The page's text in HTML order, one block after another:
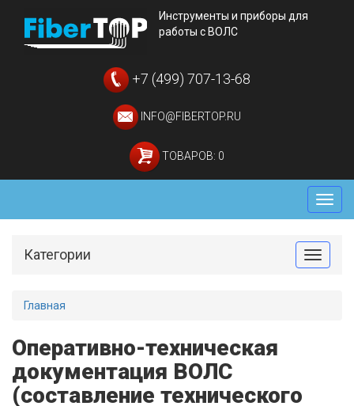
Инструменты и приборы для
работы с ВОЛС
+7 (499) 707-13-68
INFO@FIBERTOP.RU
ТОВАРОВ: 0
Меню
Toggle
Категории
Главная
Оперативно-техническая
документация ВОЛС
(составление технического